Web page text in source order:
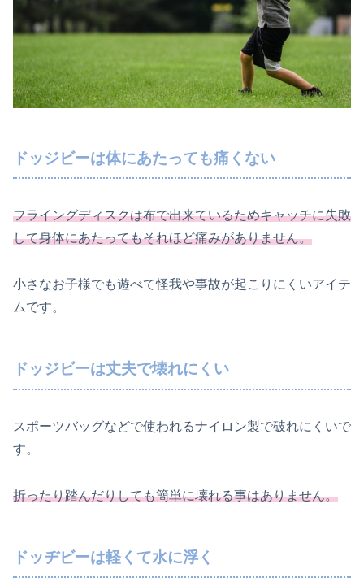
ドッジビーは体にあたっても痛くない
フライングディスクは布で出来ているためキャッチに失敗
して身体にあたってもそれほど痛みがありません。
小さなお子様でも遊べて怪我や事故が起こりにくいアイテ
ムです。
ドッジビーは丈夫で壊れにくい
スポーツバッグなどで使われるナイロン製で破れにくいで
す。
折ったり踏んだりしても簡単に壊れる事はありません。
ドッヂビーは軽くて水に浮く